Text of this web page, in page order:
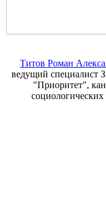
Титов Роман
ведущий специалист
"Приоритет",